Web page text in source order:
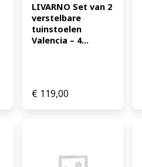
LIVARNO Set van 2
verstelbare
tuinstoelen
Valencia – 4...
€119,00